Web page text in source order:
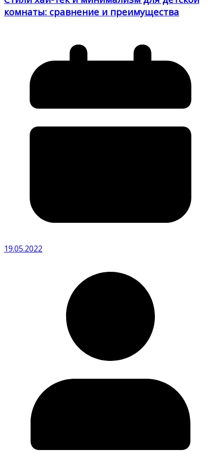
комнаты: сравнение и преимущества
19.05.2022